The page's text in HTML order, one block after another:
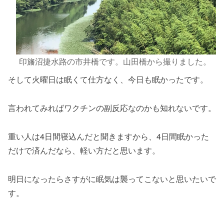
印旛沼捷水路の市井橋です。山田橋から撮りました。
そして火曜日は眠くて仕方なく、今日も眠かったです。
言われてみればワクチンの副反応なのかも知れないです。
重い人は4日間寝込んだと聞きますから、4日間眠かった
だけで済んだなら、軽い方だと思います。
明日になったらさすがに眠気は襲ってこないと思いたいで
す。